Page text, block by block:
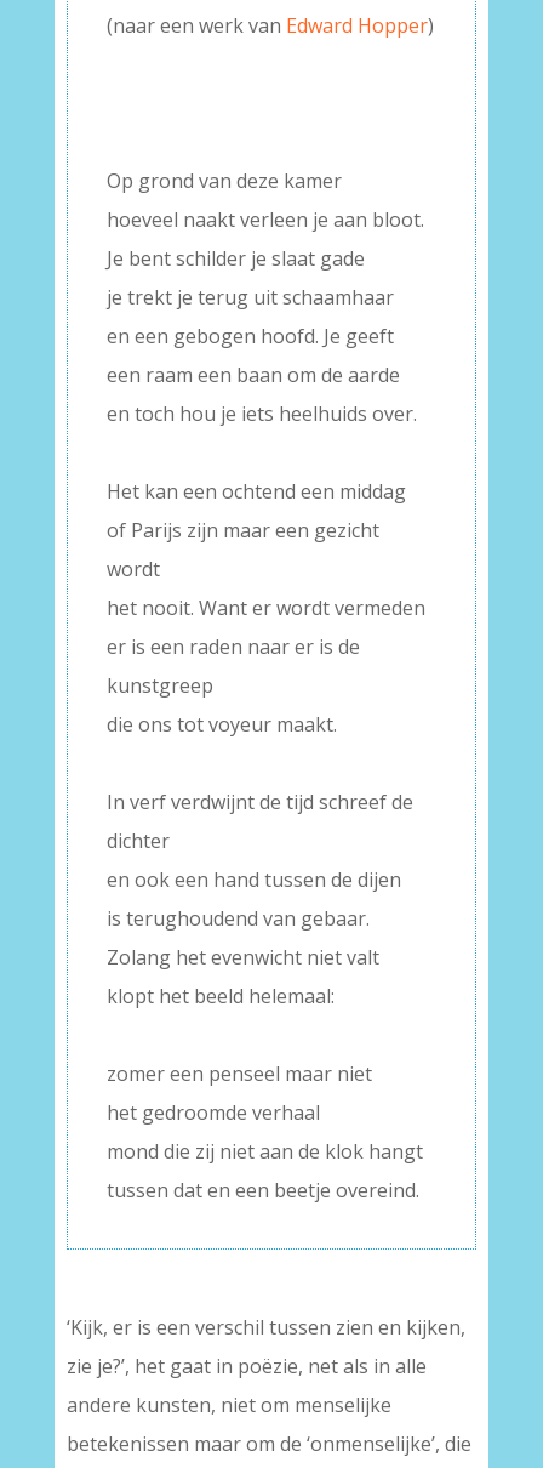
(naar een werk van Edward Hopper)
Op grond van deze kamer
hoeveel naakt verleen je aan bloot.
Je bent schilder je slaat gade
je trekt je terug uit schaamhaar
en een gebogen hoofd. Je geeft
een raam een baan om de aarde
en toch hou je iets heelhuids over.
Het kan een ochtend een middag
of Parijs zijn maar een gezicht
wordt
het nooit. Want er wordt vermeden
er is een raden naar er is de
kunstgreep
die ons tot voyeur maakt.
In verf verdwijnt de tijd schreef de
dichter
en ook een hand tussen de dijen
is terughoudend van gebaar.
Zolang het evenwicht niet valt
klopt het beeld helemaal:
zomer een penseel maar niet
het gedroomde verhaal
mond die zij niet aan de klok hangt
tussen dat en een beetje overeind.
‘Kijk, er is een verschil tussen zien en kijken,
zie je?’, het gaat in poëzie, net als in alle
andere kunsten, niet om menselijke
betekenissen maar om de ‘onmenselijke’, die